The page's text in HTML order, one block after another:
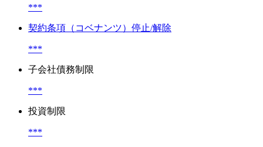
***
契約条項（コベナンツ）停止/解除
***
子会社債務制限
***
投資制限
***